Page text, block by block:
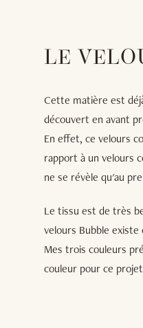
LE
Cette matière est
découvert en avant
En effet, ce velours
rapport à un velours
ne se révèle qu'au
Le tissu est de très
velours Bubble
Mes trois couleurs
couleur pour ce